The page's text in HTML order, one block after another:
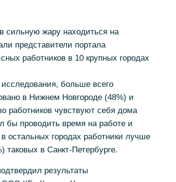
сильную жару находиться на
представители портала
работников в 10 крупных городах
больше всего
в Нижнем Новгороде (48%) и
работников чувствуют себя дома
бы проводить время на работе и
остальных городах работники лучше
в Санкт-Петербурге.
результаты